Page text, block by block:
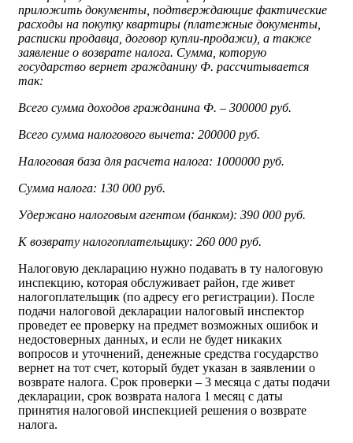
приложить документы, подтверждающие фактические
расходы на покупку квартиры (платежные документы,
расписки продавца, договор купли-продажи), а также
заявление о возврате налога. Сумма, которую
государство вернет гражданину Ф. рассчитывается
так:
Всего сумма доходов гражданина Ф. – 300000 руб.
Всего сумма налогового вычета: 200000 руб.
Налоговая база для расчета налога: 1000000 руб.
Сумма налога: 130 000 руб.
Удержано налоговым агентом (банком): 390 000 руб.
К возврату налогоплательщику: 260 000 руб.
Налоговую декларацию нужно подавать в ту налоговую
инспекцию, которая обслуживает район, где живет
налогоплательщик (по адресу его регистрации). После
подачи налоговой декларации налоговый инспектор
проведет ее проверку на предмет возможных ошибок и
недостоверных данных, и если не будет никаких
вопросов и уточнений, денежные средства государство
вернет на тот счет, который будет указан в заявлении о
возврате налога. Срок проверки – 3 месяца с даты подачи
декларации, срок возврата налога 1 месяц с даты
принятия налоговой инспекцией решения о возврате
налога.